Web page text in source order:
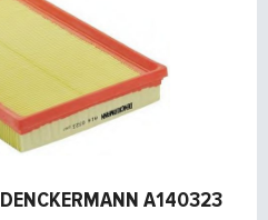
A140323